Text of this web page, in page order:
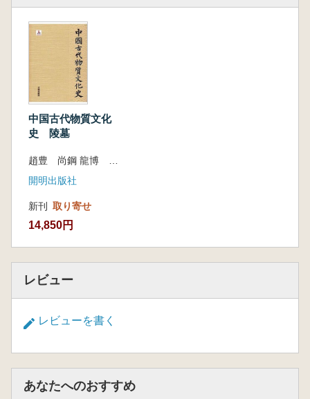
中国古代物質文化
史 陵墓
趙豊 尚鋼 龍博 編著
開明出版社
新刊 取り寄せ
14,850円
レビュー
レビューを書く
あなたへのおすすめ